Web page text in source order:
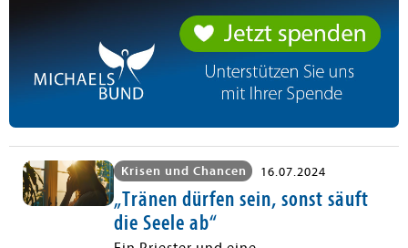
Krisen und Chancen 16.07.2024
„Tränen dürfen sein, sonst säuft
die Seele ab“